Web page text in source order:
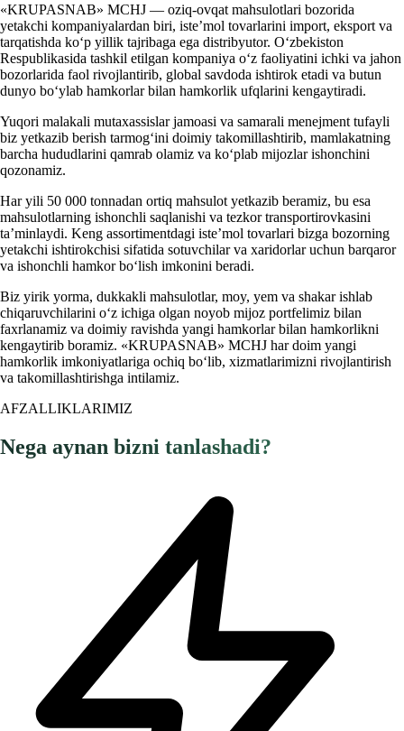
«KRUPASNAB» MCHJ — oziq-ovqat mahsulotlari bozorida
yetakchi kompaniyalardan biri, iste’mol tovarlarini import, eksport va
tarqatishda ko‘p yillik tajribaga ega distribyutor. O‘zbekiston
Respublikasida tashkil etilgan kompaniya o‘z faoliyatini ichki va jahon
bozorlarida faol rivojlantirib, global savdoda ishtirok etadi va butun
dunyo bo‘ylab hamkorlar bilan hamkorlik ufqlarini kengaytiradi.
Yuqori malakali mutaxassislar jamoasi va samarali menejment tufayli
biz yetkazib berish tarmog‘ini doimiy takomillashtirib, mamlakatning
barcha hududlarini qamrab olamiz va ko‘plab mijozlar ishonchini
qozonamiz.
Har yili 50 000 tonnadan ortiq mahsulot yetkazib beramiz, bu esa
mahsulotlarning ishonchli saqlanishi va tezkor transportirovkasini
ta’minlaydi. Keng assortimentdagi iste’mol tovarlari bizga bozorning
yetakchi ishtirokchisi sifatida sotuvchilar va xaridorlar uchun barqaror
va ishonchli hamkor bo‘lish imkonini beradi.
Biz yirik yorma, dukkakli mahsulotlar, moy, yem va shakar ishlab
chiqaruvchilarini o‘z ichiga olgan noyob mijoz portfelimiz bilan
faxrlanamiz va doimiy ravishda yangi hamkorlar bilan hamkorlikni
kengaytirib boramiz. «KRUPASNAB» MCHJ har doim yangi
hamkorlik imkoniyatlariga ochiq bo‘lib, xizmatlarimizni rivojlantirish
va takomillashtirishga intilamiz.
AFZALLIKLARIMIZ
Nega aynan bizni tanlashadi?